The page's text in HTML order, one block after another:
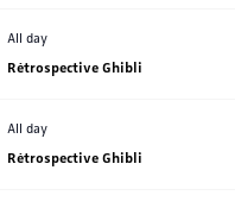
All day
Rétrospective Ghibli
All day
Rétrospective Ghibli